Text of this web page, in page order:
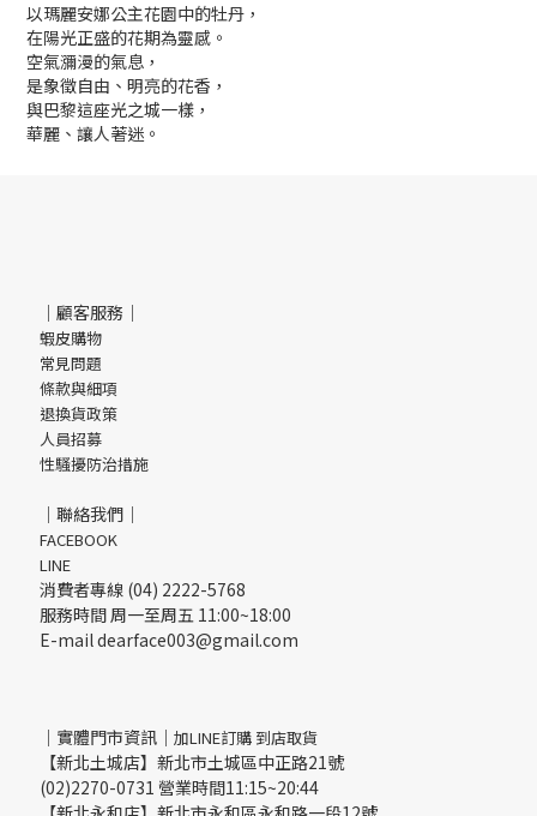
以瑪麗安娜公主花園中的牡丹，
在陽光正盛的花期為靈感。
空氣瀰漫的氣息，
是象徵自由、明亮的花香，
與巴黎這座光之城一樣，
華麗、讓人著迷。
｜顧客服務｜
蝦皮購物
常見問題
條款與細項
退換貨政策
人員招募
性騷擾防治措施
｜聯絡我們｜
FACEBOOK
LINE
消費者專線 (04) 2222-5768
服務時間 周一至周五 11:00~18:00
E-mail dearface003@gmail.com
｜實體門市資訊｜ 加LINE訂購 到店取貨
【新北土城店】新北市土城區中正路21號
(02)2270-0731 營業時間11:15~20:44